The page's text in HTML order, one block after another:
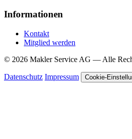
Informationen
Kontakt
Mitglied werden
© 2026 Makler Service AG — Alle
Datenschutz Impressum Cookie-